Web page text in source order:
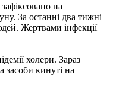
на
За останні два тижні
Жертвами інфекції
холери. Зараз
засоби кинуті на